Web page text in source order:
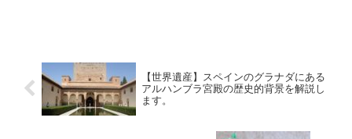
【世界遺産】スペインのグラナダにある
アルハンブラ宮殿の歴史的背景を解説し
ます。